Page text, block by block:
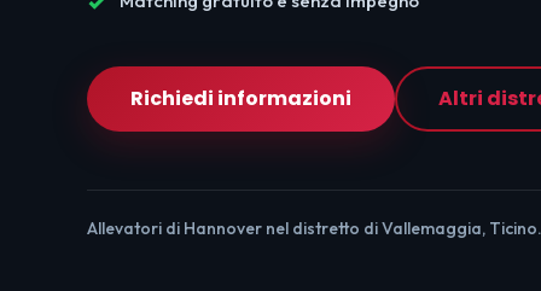
Richiedi informazioni Altri
Allevatori di Hannover nel distretto di Vallemaggia, Ticino.